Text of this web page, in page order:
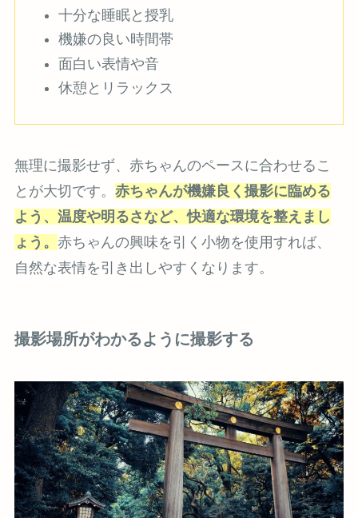
十分な睡眠と授乳
機嫌の良い時間帯
面白い表情や音
休憩とリラックス
無理に撮影せず、赤ちゃんのペースに合わせるこ
とが大切です。 赤ちゃんが機嫌良く撮影に臨める
よう、温度や明るさなど、快適な環境を整えまし
ょう。 赤ちゃんの興味を引く小物を使用すれば、
自然な表情を引き出しやすくなります。
撮影場所がわかるように撮影する